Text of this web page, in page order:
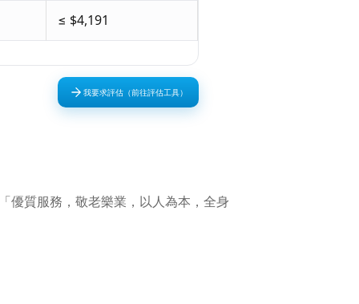
≤ $4,191
我要求評估（前往評估工具）
優質服務，敬老樂業，以人為本，全身